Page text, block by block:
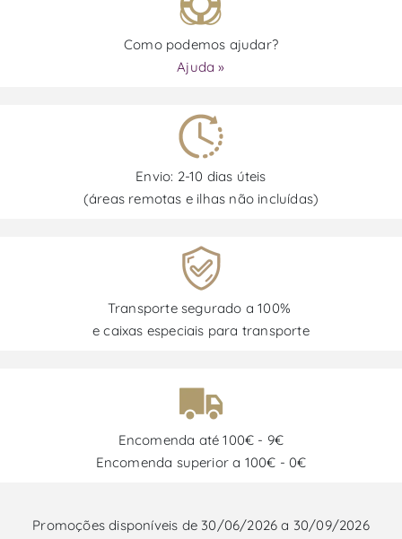
Como podemos ajudar?
Ajuda »
Envio: 2-10 dias úteis
(áreas remotas e ilhas não incluídas)
Transporte segurado a 100%
e caixas especiais para transporte
Encomenda até 100€ - 9€
Encomenda superior a 100€ - 0€
Promoções disponíveis de 30/06/2026 a 30/09/2026